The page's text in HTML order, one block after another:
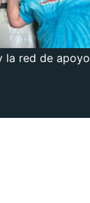
la red de apoyo